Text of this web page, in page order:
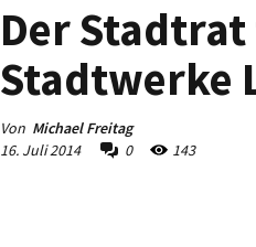
Der
Stadtwerke
Von Michael Freitag
16. Juli 2014
0 143